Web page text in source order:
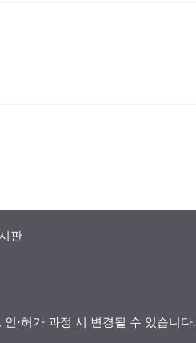
판
·허가 과정 시 변경될 수 있습니다.